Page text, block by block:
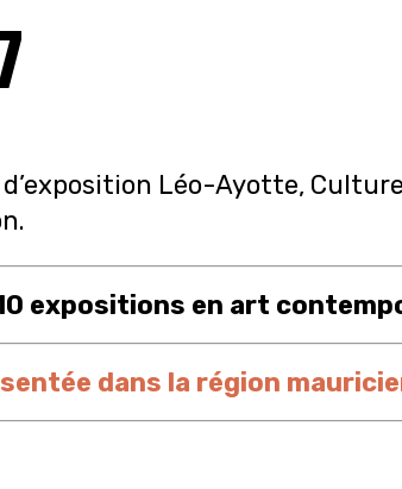
Léo-Ayotte,
expositions en art
dans la région